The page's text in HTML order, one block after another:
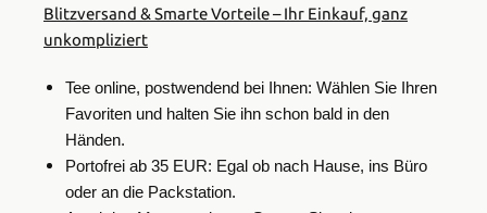
Blitzversand & Smarte Vorteile – Ihr Einkauf, ganz
unkompliziert
Tee online, postwendend bei Ihnen: Wählen Sie Ihren
Favoriten und halten Sie ihn schon bald in den
Händen.
Portofrei ab 35 EUR: Egal ob nach Hause, ins Büro
oder an die Packstation.